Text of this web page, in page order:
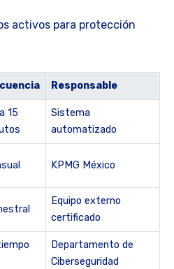
activos para protección
Responsable
15
Sistema
automatizado
KPMG México
Equipo externo
certificado
Departamento de
Ciberseguridad